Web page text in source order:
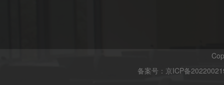
备案号： 京ICP备